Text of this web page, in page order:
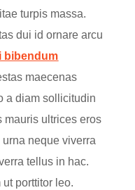
turpis massa.
dui id ornare arcu
bibendum
maecenas
a diam sollicitudin
mauris ultrices eros
neque viverra
tellus in hac.
porttitor leo.